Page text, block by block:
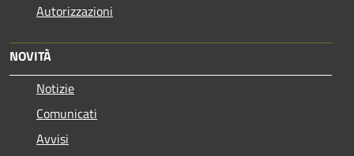
Autorizzazioni
NOVITÀ
Notizie
Comunicati
Avvisi